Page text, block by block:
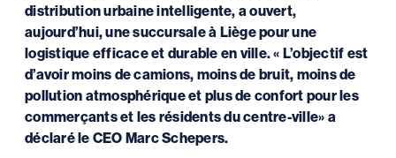
distribution urbaine intelligente, a ouvert,
aujourd’hui, une succursale à Liège pour une
logistique efficace et durable en ville. « L’objectif est
d’avoir moins de camions, moins de bruit, moins de
pollution atmosphérique et plus de confort pour les
commerçants et les résidents du centre-ville» a
déclaré le CEO Marc Schepers.